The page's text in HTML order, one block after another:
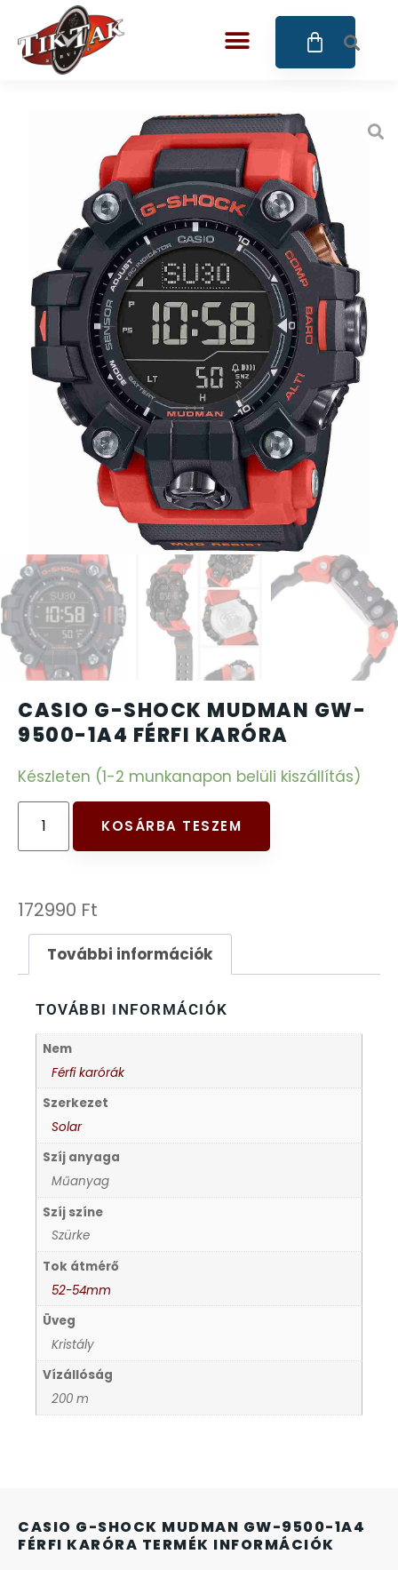
CASIO G-SHOCK MUDMAN GW-
9500-1A4 FÉRFI KARÓRA
Készleten (1-2 munkanapon belüli kiszállítás)
KOSÁRBA TESZEM
172990 Ft
További információk
TOVÁBBI INFORMÁCIÓK
Nem
Férfi karórák
Szerkezet
Solar
Szíj anyaga
Műanyag
Szíj színe
Szürke
Tok átmérő
52-54mm
Üveg
Kristály
Vízállóság
200 m
CASIO G-SHOCK MUDMAN GW-9500-1A4
FÉRFI KARÓRA TERMÉK INFORMÁCIÓK
BIGOTTI Milano
CALYPSO
CANGO & RINALDI
CANGO & RINALDI CHARM
CANGO&RINALDI KARÓRÁK
DIVAT KARÓRÁK (Curren, Oulm,Naviforce, D-
DOXA
ESPRIT
FALIÓRÁK
FÉMCSATOK
FESTINA
FRANCIS DELON
FREELOOK
GUESS KARÓRÁK
HÁLÓZATI ÓRÁK
HOLLÓHÁZI PORCELÁN
ICE WATCH
KANDALLÓÓRÁK
KENNETH COLE
LORUS
LOTUS STYLE
MÁRKÁS KARÓRA SZÍJAK
OKOSÓRA SZÍJAK